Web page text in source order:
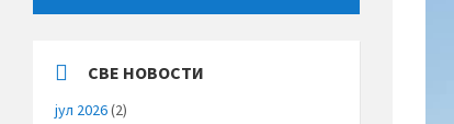
СВЕ НОВОСТИ
јул 2026(2)